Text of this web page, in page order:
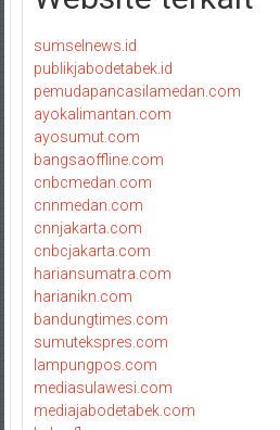
sumselnews.id
publikjabodetabek.id
pemudapancasilamedan.com
ayokalimantan.com
ayosumut.com
bangsaoffline.com
cnbcmedan.com
cnnmedan.com
cnnjakarta.com
cnbcjakarta.com
hariansumatra.com
harianikn.com
bandungtimes.com
sumutekspres.com
lampungpos.com
mediasulawesi.com
mediajabodetabek.com